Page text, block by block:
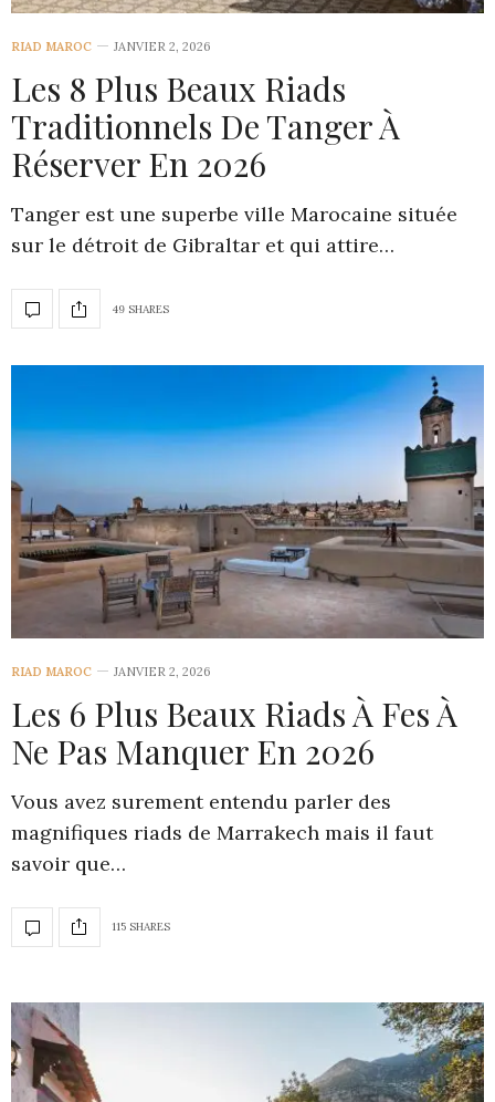
RIAD MAROC JANVIER 2, 2026
Les 8 Plus Beaux Riads
Traditionnels De Tanger À
Réserver En 2026
Tanger est une superbe ville Marocaine située
sur le détroit de Gibraltar et qui attire…
49 SHARES
RIAD MAROC JANVIER 2, 2026
Les 6 Plus Beaux Riads À Fes À
Ne Pas Manquer En 2026
Vous avez surement entendu parler des
magnifiques riads de Marrakech mais il faut
savoir que…
115 SHARES